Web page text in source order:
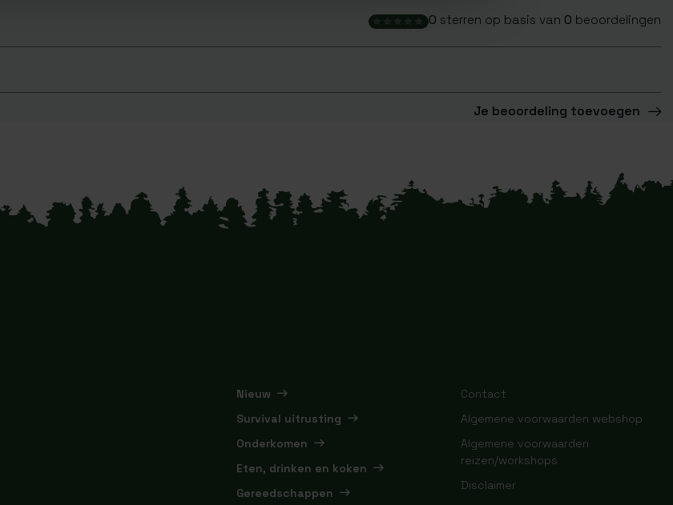
0 sterren op basis van 0 beoordelingen
Je beoordeling toevoegen
Nieuw
Survival uitrusting
Onderkomen
Eten, drinken en koken
Gereedschappen
Contact
Algemene voorwaarden webshop
Algemene voorwaarden
reizen/workshops
Disclaimer